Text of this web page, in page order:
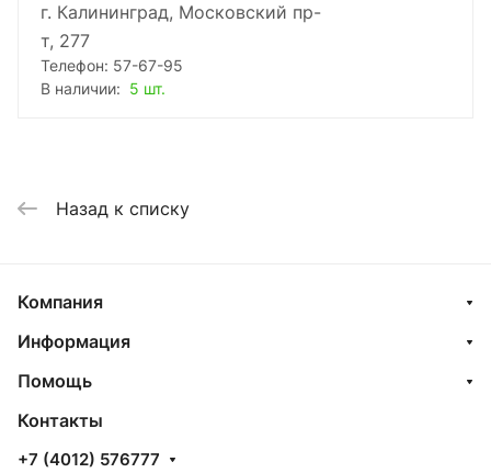
г. Калининград, Московский пр-
т, 277
Телефон: 57-67-95
В наличии: 5 шт.
Назад к списку
Компания
Информация
Помощь
Контакты
+7 (4012) 576777